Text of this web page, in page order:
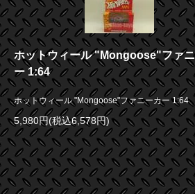
ホットウィール "Mongoose"ファ
ー 1:64
ホットウィール "Mongoose"ファニーカー 1:64
5,980円(税込6,578円)